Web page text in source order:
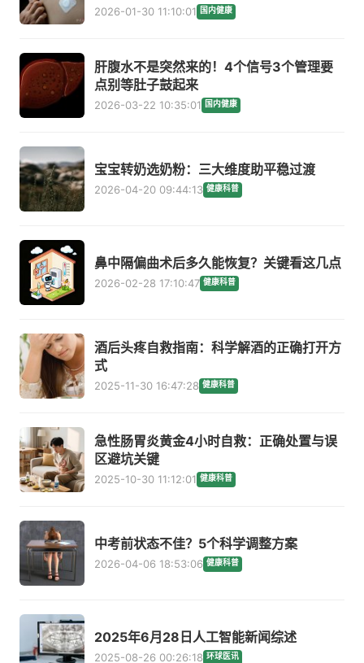
2026-01-30 11:10:01 国内健康
肝腹水不是突然来的！4个信号3个管理要
点别等肚子鼓起来
2026-03-22 10:35:01 国内健康
宝宝转奶选奶粉：三大维度助平稳过渡
2026-04-20 09:44:13 健康科普
鼻中隔偏曲术后多久能恢复？关键看这几点
2026-02-28 17:10:47 健康科普
酒后头疼自救指南：科学解酒的正确打开方
式
2025-11-30 16:47:28 健康科普
急性肠胃炎黄金4小时自救：正确处置与误
区避坑关键
2025-10-30 11:12:01 健康科普
中考前状态不佳？5个科学调整方案
2026-04-06 18:53:06 健康科普
2025年6月28日人工智能新闻综述
2025-08-26 00:26:18 环球医讯